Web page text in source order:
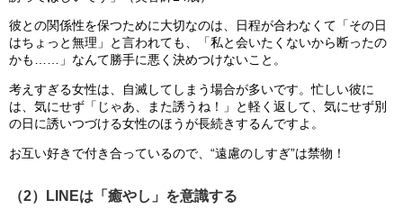
彼との関係性を保つために大切なのは、日程が合わなくて「その日
はちょっと無理」と言われても、「私と会いたくないから断ったの
かも……」なんて勝手に悪く決めつけないこと。
考えすぎる女性は、自滅してしまう場合が多いです。忙しい彼に
は、気にせず「じゃあ、また誘うね！」と軽く返して、気にせず別
の日に誘いつづける女性のほうが長続きするんですよ。
お互い好きで付き合っているので、“遠慮のしすぎ”は禁物！
（2）LINEは「癒やし」を意識する